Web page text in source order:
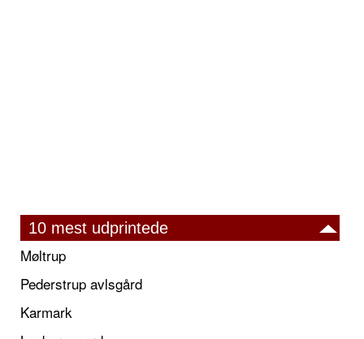
10 mest udprintede
Møltrup
Pederstrup avlsgård
Karmark